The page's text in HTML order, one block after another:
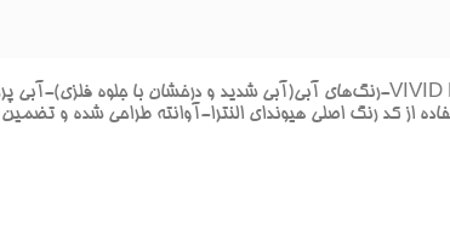
از کد رنگ اصلي هيونداي النترا-آوانته طراحي شده و